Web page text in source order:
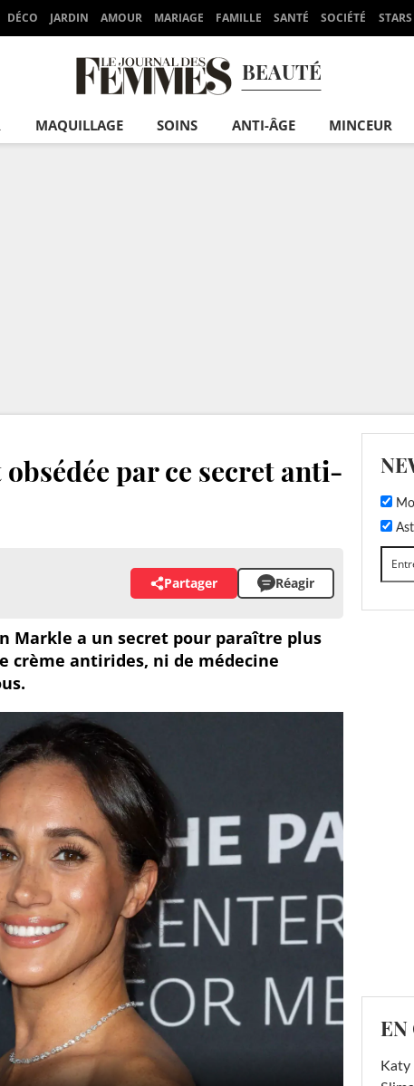
DÉCO JARDIN AMOUR MARIAGE FAMILLE SANTÉ SOCIÉTÉ STARS
BEAUTÉ
MAQUILLAGE SOINS ANTI-ÂGE MINCEUR
par ce secret anti-
Partager Réagir
Markle a un secret pour paraître plus
crème antirides, ni de médecine
EN
Katy